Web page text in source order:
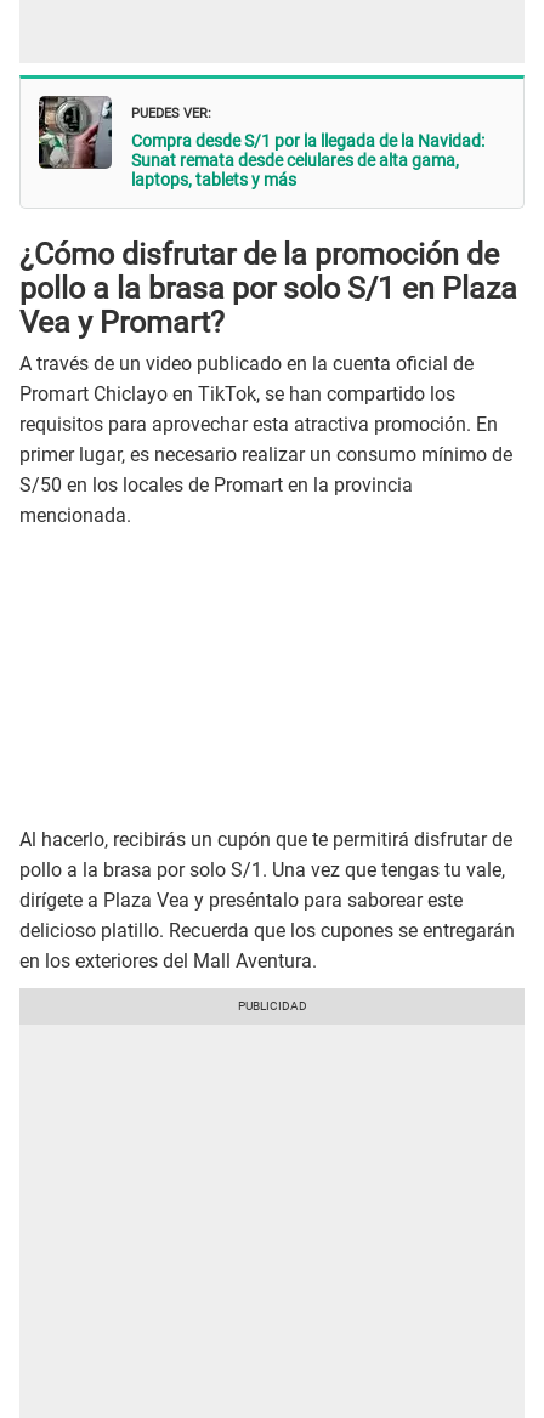
PUEDES VER:
Compra desde S/1 por la llegada de la Navidad:
Sunat remata desde celulares de alta gama,
laptops, tablets y más
¿Cómo disfrutar de la promoción de
pollo a la brasa por solo S/1 en Plaza
Vea y Promart?
A través de un video publicado en la cuenta oficial de
Promart Chiclayo en TikTok, se han compartido los
requisitos para aprovechar esta atractiva promoción. En
primer lugar, es necesario realizar un consumo mínimo de
S/50 en los locales de Promart en la provincia
mencionada.
Al hacerlo, recibirás un cupón que te permitirá disfrutar de
pollo a la brasa por solo S/1. Una vez que tengas tu vale,
dirígete a Plaza Vea y preséntalo para saborear este
delicioso platillo. Recuerda que los cupones se entregarán
en los exteriores del Mall Aventura.